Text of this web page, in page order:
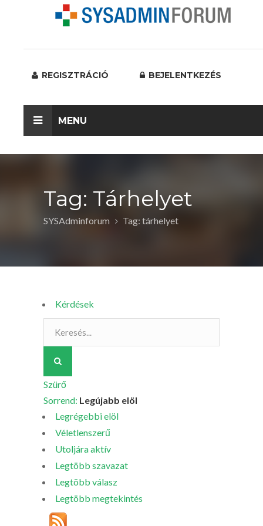
REGISZTRÁCIÓ BEJELENTKEZÉS
MENU
Tag: Tárhelyet
SYSAdminforum Tag: tárhelyet
Kérdések
Szürő
Sorrend: Legújabb elöl
Legrégebbi elöl
Véletlenszerű
Utoljára aktív
Legtöbb szavazat
Legtöbb válasz
Legtöbb megtekintés